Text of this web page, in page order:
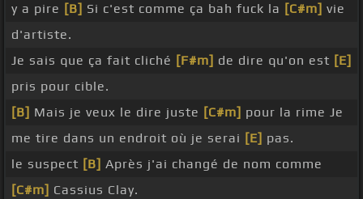
y a pire [B] Si c'est comme ça bah fuck la [C#m] vie
d'artiste.
Je sais que ça fait cliché [F#m] de dire qu'on est [E]
pris pour cible.
[B] Mais je veux le dire juste [C#m] pour la rime Je
me tire dans un endroit où je serai [E] pas.
le suspect [B] Après j'ai changé de nom comme
[C#m] Cassius Clay.